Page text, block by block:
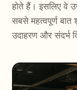
होते हैं। इसलिए वे
सबसे महत्वपूर्ण
उदाहरण और संदर्भ